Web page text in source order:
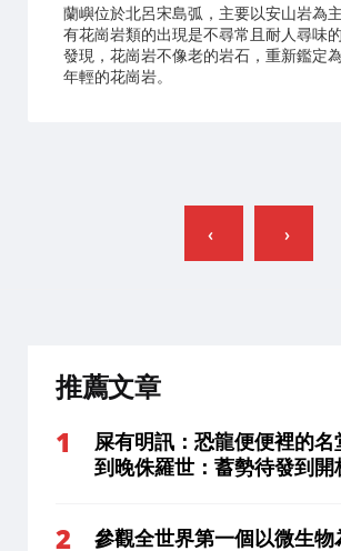
蘭嶼位於北呂宋島弧，主要以安山岩為
有花崗岩類的出現是不尋常且耐人尋味
發現，花崗岩不像老的岩石，重新鑑定
年輕的花崗岩。
推薦文章
屎有明訊：恐龍便便裡的名
到晚侏羅世：蓄勢待發到開
參觀全世界第一個以微生物